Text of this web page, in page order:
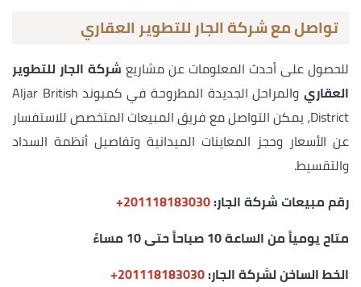
تواصل مع شركة الجار للتطوير العقاري
للحصول على أحدث المعلومات عن مشاريع شركة الجار للتطوير
العقاري
والمراحل الجديدة المطروحة في كمبوند Aljar British
District، يمكن التواصل مع فريق المبيعات المتخصص للاستفسار
عن الأسعار وحجز المعاينات الميدانية وتفاصيل أنظمة السداد
والتقسيط.
رقم مبيعات شركة الجار:‎+201118183030
متاح يومياً من الساعة 10 صباحاً حتى 10 مساءً
الخط الساخن لشركة الجار:‎+201118183030